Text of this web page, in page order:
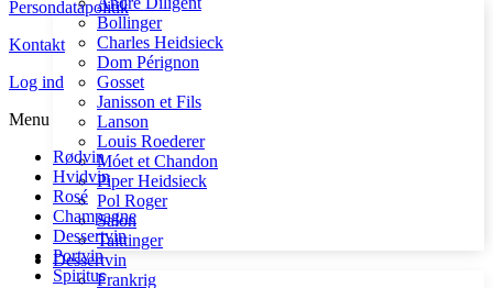
Bollinger
Charles Heidsieck
Dom Pérignon
Gosset
Janisson et Fils
Lanson
Louis Roederer
Móet et Chandon
Piper Heidsieck
Pol Roger
Salon
Taittinger
Dessertvin
Frankrig
Persondatapolitik
Kontakt
Log ind
Menu
Rødvin
Hvidvin
Rosé
Champagne
Dessertvin
Portvin
Spiritus